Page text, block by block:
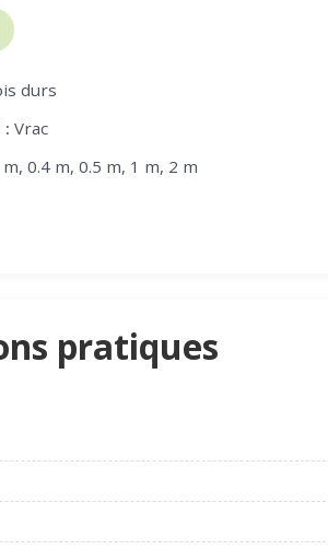
durs
: Vrac
0.4 m, 0.5 m, 1 m, 2 m
pratiques